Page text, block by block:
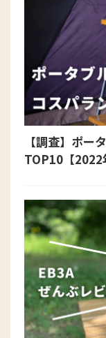
【調査】ポー
TOP10【2022